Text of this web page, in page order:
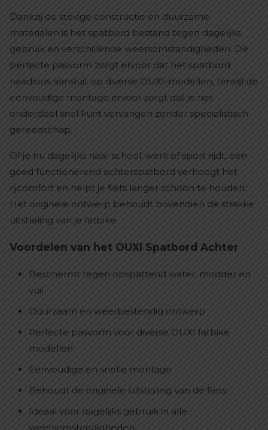
Dankzij de stevige constructie en duurzame
materialen is het spatbord bestand tegen dagelijks
gebruik en verschillende weersomstandigheden. De
perfecte pasvorm zorgt ervoor dat het spatbord
naadloos aansluit op diverse OUXI-modellen, terwijl de
eenvoudige montage ervoor zorgt dat je het
onderdeel snel kunt vervangen zonder specialistisch
gereedschap.
Of je nu dagelijks naar school, werk of sport rijdt, een
goed functionerend achterspatbord verhoogt het
rijcomfort en helpt je fiets langer schoon te houden.
Het originele ontwerp behoudt bovendien de strakke
uitstraling van je fatbike.
Voordelen van het OUXI Spatbord Achter
Beschermt tegen opspattend water, modder en
vuil
Duurzaam en weerbestendig ontwerp
Perfecte pasvorm voor diverse OUXI fatbike
modellen
Eenvoudige en snelle montage
Behoudt de originele uitstraling van de fiets
Ideaal voor dagelijks gebruik in alle
weersomstandigheden